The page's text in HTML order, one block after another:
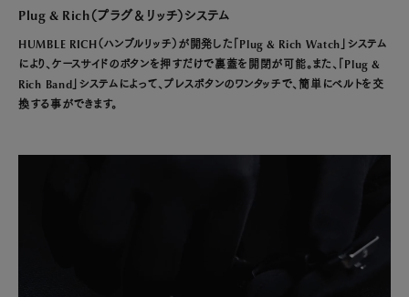
Plug & Rich（プラグ＆リッチ）システム
HUMBLE RICH（ハンブルリッチ）が開発した「Plug & Rich Watch」システム
により、ケースサイドのボタンを押すだけで裏蓋を開閉が可能。また、「Plug &
Rich Band」システムによって、プレスボタンのワンタッチで、簡単にベルトを交
換する事ができます。